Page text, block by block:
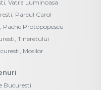
Vatra Luminoasa
Parcul Carol
Pache Protopopescu
Tineretului
Mosilor
Bucuresti